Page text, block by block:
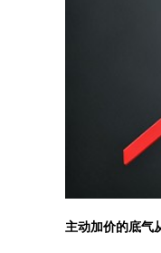
主动加价的底气